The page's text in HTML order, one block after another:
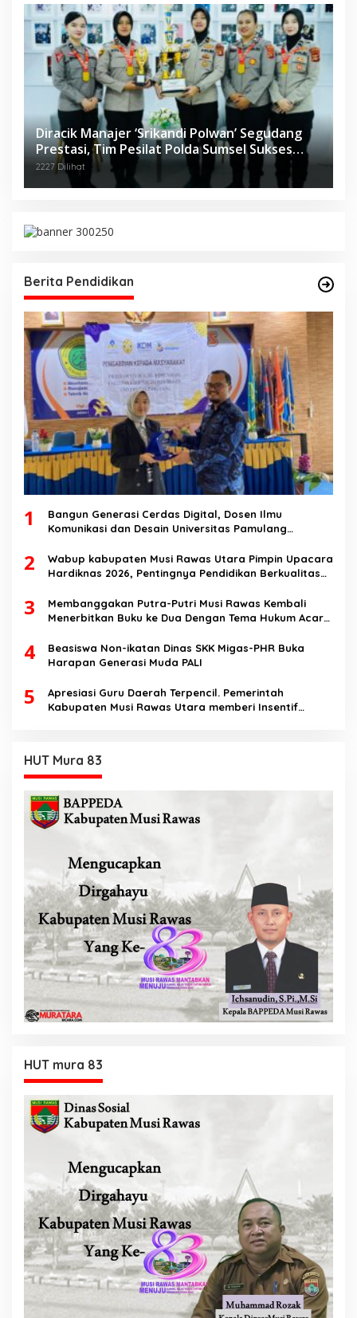
Diracik Manajer ‘Srikandi Polwan’ Segudang
Prestasi, Tim Pesilat Polda Sumsel Sukses
Diajang Kejurnas Menpora Cup II 2024
2227 Dilihat
Berita Pendidikan
1
Bangun Generasi Cerdas Digital, Dosen Ilmu
Komunikasi dan Desain Universitas Pamulang
Speech di SMK Ikhlas Jawilan
2
Wabup kabupaten Musi Rawas Utara Pimpin Upacara
Hardiknas 2026, Pentingnya Pendidikan Berkualitas
3
Membanggakan Putra-Putri Musi Rawas Kembali
Menerbitkan Buku ke Dua Dengan Tema Hukum Acara
4
Beasiswa Non-ikatan Dinas SKK Migas-PHR Buka
Harapan Generasi Muda PALI
5
Apresiasi Guru Daerah Terpencil. Pemerintah
Kabupaten Musi Rawas Utara memberi Insentif
HUT Mura 83
HUT mura 83